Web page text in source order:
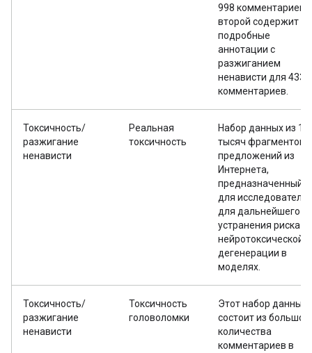
998 комментариев,
второй содержит
подробные
аннотации с
разжиганием
ненависти для 433
комментариев.
Токсичность/
разжигание
ненависти
Реальная
токсичность
Набор данных из
тысяч фрагментов
предложений из
Интернета,
предназначенный
для
для дальнейшего
устранения риска
нейротоксической
дегенерации в
моделях.
Токсичность/
разжигание
ненависти
Токсичность
головоломки
Этот набор данных
состоит из
количества
комментариев в